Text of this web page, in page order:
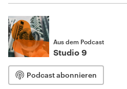
Aus dem Podcast
Studio 9
Podcast abonnieren